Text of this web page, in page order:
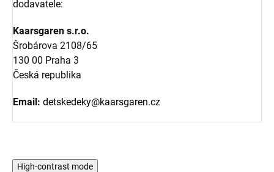
dodavatele:
Kaarsgaren s.r.o.
Šrobárova 2108/65
130 00 Praha 3
Česká republika
Email: detskedeky@kaarsgaren.cz
High-contrast mode